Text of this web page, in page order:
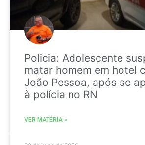
Policia: Adolescente
matar homem em hotel
João Pessoa, após se
à polícia no RN
VER MATÉRIA »